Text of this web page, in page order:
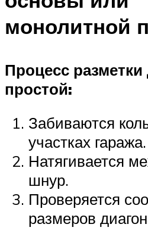
монолитной
Процесс разметки
простой:
Забиваются
участках гаража.
Натягивается
шнур.
Проверяется
размеров